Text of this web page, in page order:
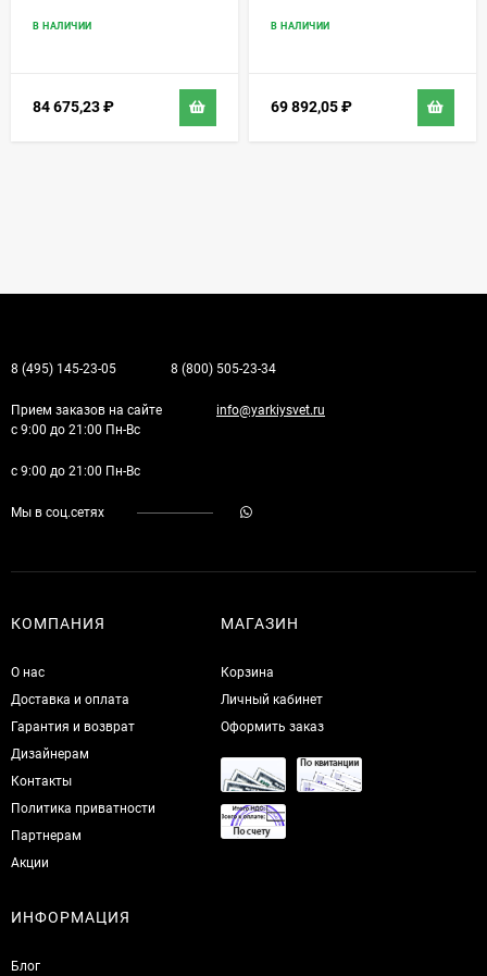
В НАЛИЧИИ
84 675,23₽
В НАЛИЧИИ
69 892,05₽
8 (495) 145-23-05 8 (800) 505-23-34
Прием заказов на сайте
с 9:00 до 21:00 Пн-Вс
info@yarkiysvet.ru
с 9:00 до 21:00 Пн-Вс
Мы в соц.сетях
КОМПАНИЯ
О нас
Доставка и оплата
Гарантия и возврат
Дизайнерам
Контакты
Политика приватности
Партнерам
Акции
МАГАЗИН
Корзина
Личный кабинет
Оформить заказ
ИНФОРМАЦИЯ
Блог